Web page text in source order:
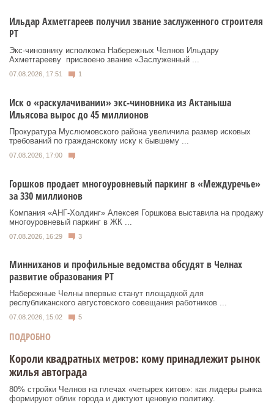
Ильдар Ахметгареев получил звание заслуженного строителя
РТ
Экс‑чиновнику исполкома Набережных Челнов Ильдару
Ахметгарееву присвоено звание «Заслуженный ...
07.08.2026, 17:51 1
Иск о «раскулачивании» экс-чиновника из Актаныша
Ильясова вырос до 45 миллионов
Прокуратура Муслюмовского района увеличила размер исковых
требований по гражданскому иску к бывшему ...
07.08.2026, 17:00
Горшков продает многоуровневый паркинг в «Междуречье»
за 330 миллионов
Компания «АНГ-Холдинг» Алексея Горшкова выставила на продажу
многоуровневый паркинг в ЖК ...
07.08.2026, 16:29 3
Минниханов и профильные ведомства обсудят в Челнах
развитие образования РТ
Набережные Челны впервые станут площадкой для
республиканского августовского совещания работников ...
07.08.2026, 15:02 5
ПОДРОБНО
Короли квадратных метров: кому принадлежит рынок
жилья автограда
80% стройки Челнов на плечах «четырех китов»: как лидеры рынка
формируют облик города и диктуют ценовую политику.